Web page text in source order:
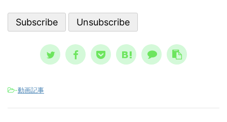
ている
して親しまれた ノストラダムスの大予
言、恐怖の大王とは？ ノストラダム
-動画記事